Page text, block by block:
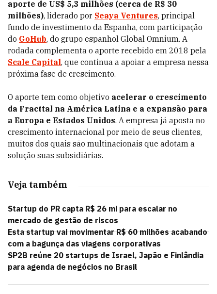
aporte de US$ 5,3 milhões (cerca de R$ 30
milhões), liderado por Seaya Ventures, principal
fundo de investimento da Espanha, com participação
do GoHub, do grupo espanhol Global Omnium. A
rodada complementa o aporte recebido em 2018 pela
Scale Capital, que continua a apoiar a empresa nessa
próxima fase de crescimento.
O aporte tem como objetivo acelerar o crescimento
da Fracttal na América Latina e a expansão para
a Europa e Estados Unidos. A empresa já aposta no
crescimento internacional por meio de seus clientes,
muitos dos quais são multinacionais que adotam a
solução suas subsidiárias.
Veja também
Startup do PR capta R$ 26 mi para escalar no
mercado de gestão de riscos
Esta startup vai movimentar R$ 60 milhões acabando
com a bagunça das viagens corporativas
SP2B reúne 20 startups de Israel, Japão e Finlândia
para agenda de negócios no Brasil